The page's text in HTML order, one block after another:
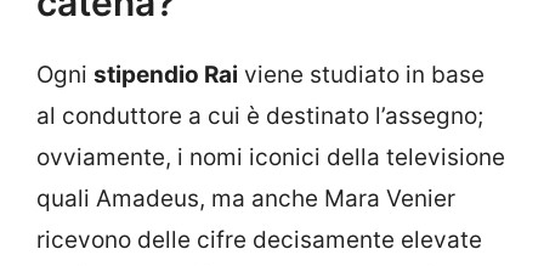
Ogni stipendio Rai viene studiato in base
al conduttore a cui è destinato l’assegno;
ovviamente, i nomi iconici della televisione
quali Amadeus, ma anche Mara Venier
ricevono delle cifre decisamente elevate